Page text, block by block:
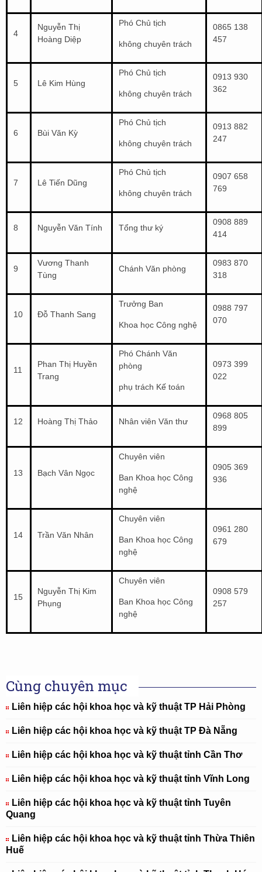
4
Nguyễn Thị
Hoàng Diệp
Phó Chủ tịch
không chuyên trách
0865 138
457
5 Lê Kim Hùng
Phó Chủ tịch
không chuyên trách
0913 930
362
6 Bùi Văn Kỳ
Phó Chủ tịch
không chuyên trách
0913 882
247
7 Lê Tiến Dũng
Phó Chủ tịch
không chuyên trách
0907 658
769
8 Nguyễn Văn Tính Tổng thư ký
0908 889
414
9
Vương Thanh
Tùng
Chánh Văn phòng
0983 870
318
10 Đỗ Thanh Sang
Trưởng Ban
Khoa học Công nghệ
0988 797
070
11
Phan Thị Huyền
Trang
Phó Chánh Văn
phòng
phụ trách Kế toán
0973 399
022
12 Hoàng Thị Thảo Nhân viên Văn thư
0968 805
899
13 Bạch Vân Ngọc
Chuyên viên
Ban Khoa học Công
nghệ
0905 369
936
14 Trần Văn Nhân
Chuyên viên
Ban Khoa học Công
nghệ
0961 280
679
15
Nguyễn Thị Kim
Phụng
Chuyên viên
Ban Khoa học Công
nghệ
0908 579
257
Cùng chuyên mục
Liên hiệp các hội khoa học và kỹ thuật TP Hải Phòng
Liên hiệp các hội khoa học và kỹ thuật TP Đà Nẵng
Liên hiệp các hội khoa học và kỹ thuật tỉnh Cần Thơ
Liên hiệp các hội khoa học và kỹ thuật tỉnh Vĩnh Long
Liên hiệp các hội khoa học và kỹ thuật tỉnh Tuyên
Quang
Liên hiệp các hội khoa học và kỹ thuật tỉnh Thừa Thiên
Huế